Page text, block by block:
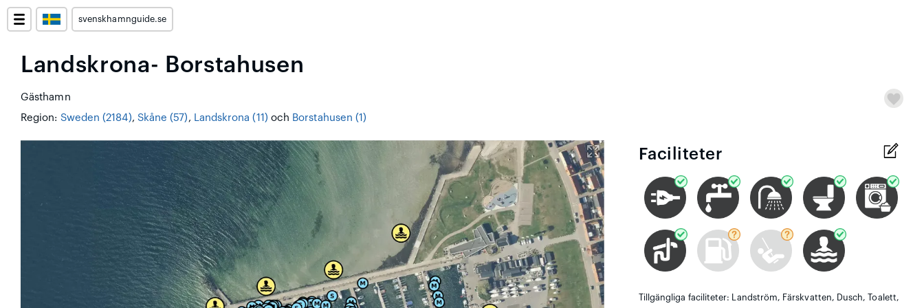
svenskhamnguide.se
Landskrona- Borstahusen
Gästhamn
Region: Sweden (2184), Skåne (57) , Landskrona (11) och Borstahusen (1)
Faciliteter
Tillgängliga faciliteter: Landström, Färskvatten, Dusch, Toalett,